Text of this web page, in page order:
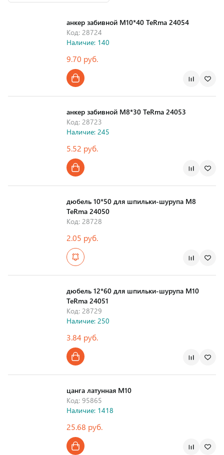
анкер забивной М10*40 TeRma 24054
Код: 28724
Наличие: 140
9.70 руб.
анкер забивной М8*30 TeRma 24053
Код: 28723
Наличие: 245
5.52 руб.
дюбель 10*50 для шпильки-шурупа М8
TeRma 24050
Код: 28728
2.05 руб.
дюбель 12*60 для шпильки-шурупа М10
TeRma 24051
Код: 28729
Наличие: 250
3.84 руб.
цанга латунная М10
Код: 95865
Наличие: 1418
25.68 руб.